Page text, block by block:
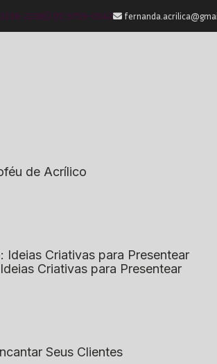
2236-2238 (11) 9759-0042
de Acrílico
Ideias Criativas para Presentear
Ideias Criativas para Presentear
Seus Clientes